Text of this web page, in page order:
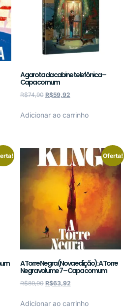
A garota da cabine telefônica –
Capa comum
R$74,90 R$59,92
Adicionar ao carrinho
Oferta!
A Torre Negra (Nova edição): A Torre
Negra volume 7 – Capa comum
R$89,90 R$63,92
Adicionar ao carrinho